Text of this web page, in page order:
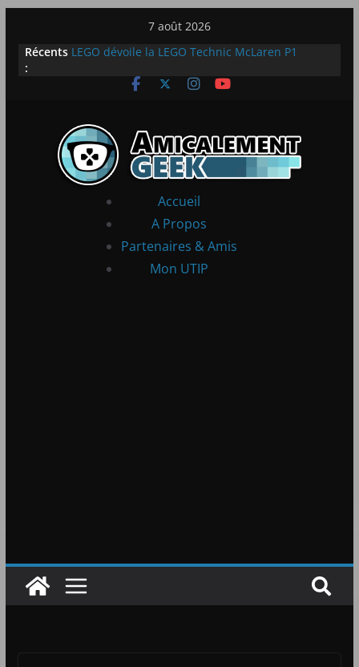
contenu
7 août 2026
Récents
:
[Notre Avis] Spy x Family: Code White
[Notre Avis] Samsung Galaxy Z Flip 5 : entre
[PS5] Throne and Liberty – Notre Avis
Accueil
A Propos
Partenaires & Amis
Mon UTIP